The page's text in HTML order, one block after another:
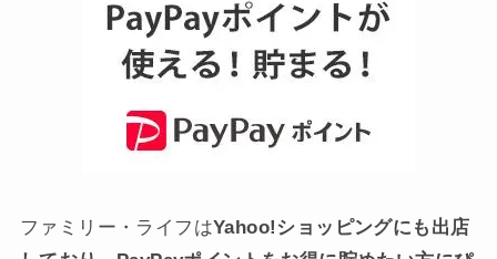
楽天市場店
ファミリー・ライフYahoo!ショッピング店